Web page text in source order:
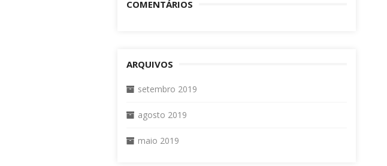
COMENTÁRIOS
ARQUIVOS
setembro 2019
agosto 2019
maio 2019